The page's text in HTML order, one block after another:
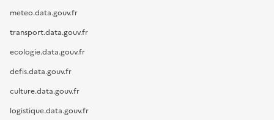
meteo.data.gouv.fr
transport.data.gouv.fr
ecologie.data.gouv.fr
defis.data.gouv.fr
culture.data.gouv.fr
logistique.data.gouv.fr